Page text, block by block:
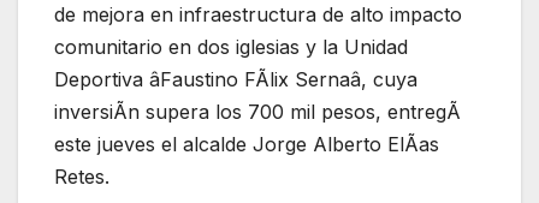
de mejora en infraestructura de alto impacto
comunitario en dos iglesias y la Unidad
Deportiva âFaustino FÃlix Sernaâ, cuya
inversiÃn supera los 700 mil pesos, entregÃ
este jueves el alcalde Jorge Alberto ElÃas
Retes.